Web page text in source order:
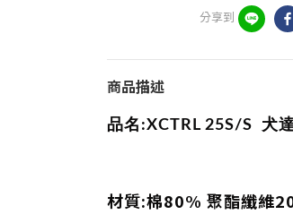
分享到
商品描述
品名:XCTRL 25S/S 犬
材質:棉80% 聚酯纖維